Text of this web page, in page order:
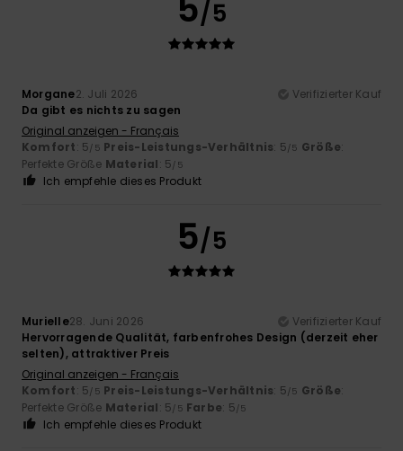
/5
Morgane2. Juli 2026
Verifizierter Kauf
Da gibt es nichts zu sagen
Original anzeigen - Français
Komfort: 5/5 Preis-Leistungs-Verhältnis: 5/5 Größe:
Perfekte Größe Material: 5/5
Ich empfehle dieses Produkt
5/5
Murielle28. Juni 2026
Verifizierter Kauf
Hervorragende Qualität, farbenfrohes Design (derzeit eher
selten), attraktiver Preis
Original anzeigen - Français
Komfort: 5/5 Preis-Leistungs-Verhältnis: 5/5 Größe:
Perfekte Größe Material: 5/5 Farbe: 5/5
Ich empfehle dieses Produkt